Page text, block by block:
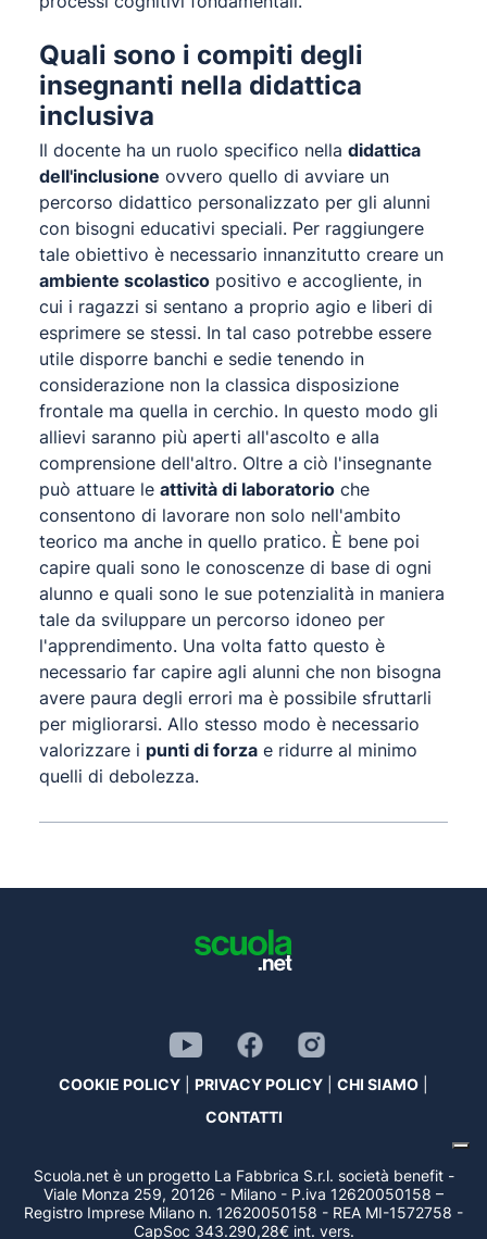
Quali sono i compiti degli
insegnanti nella didattica
inclusiva
Il docente ha un ruolo specifico nella didattica
dell'inclusione ovvero quello di avviare un
percorso didattico personalizzato per gli alunni
con bisogni educativi speciali. Per raggiungere
tale obiettivo è necessario innanzitutto creare un
ambiente scolastico positivo e accogliente, in
cui i ragazzi si sentano a proprio agio e liberi di
esprimere se stessi. In tal caso potrebbe essere
utile disporre banchi e sedie tenendo in
considerazione non la classica disposizione
frontale ma quella in cerchio. In questo modo gli
allievi saranno più aperti all'ascolto e alla
comprensione dell'altro. Oltre a ciò l'insegnante
può attuare le attività di laboratorio che
consentono di lavorare non solo nell'ambito
teorico ma anche in quello pratico. È bene poi
capire quali sono le conoscenze di base di ogni
alunno e quali sono le sue potenzialità in maniera
tale da sviluppare un percorso idoneo per
l'apprendimento. Una volta fatto questo è
necessario far capire agli alunni che non bisogna
avere paura degli errori ma è possibile sfruttarli
per migliorarsi. Allo stesso modo è necessario
valorizzare i punti di forza e ridurre al minimo
quelli di debolezza.
COOKIE POLICY PRIVACY POLICY CHI SIAMO
CONTATTI
Scuola.net è un progetto La Fabbrica S.r.l. società benefit -
Viale Monza 259, 20126 - Milano - P.iva 12620050158 –
Registro Imprese Milano n. 12620050158 - REA MI-1572758 -
CapSoc 343.290,28€ int. vers.